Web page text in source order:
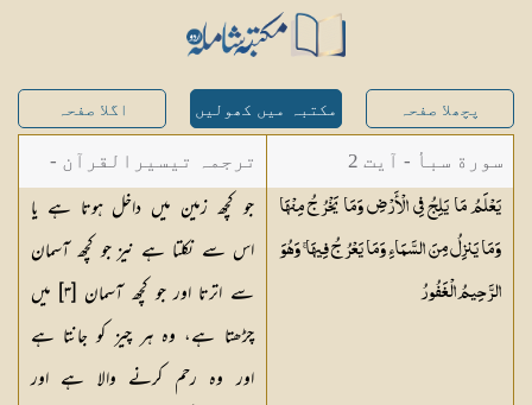
پچھلا صفحہ مکتبہ میں کھولیں اگلا صفحہ
سورة سبأ - آیت 2
يَعْلَمُ مَا يَلِجُ فِي الْأَرْضِ وَمَا يَخْرُجُ مِنْهَا
وَمَا يَنزِلُ مِنَ السَّمَاءِ وَمَا يَعْرُجُ فِيهَا ۚ وَهُوَ
الرَّحِيمُالْغَفُورُ
ترجمہ تیسیرالقرآن -
مولانا عبد الرحمن
کیلانی
جو کچھ زمین میں داخل ہوتا ہے یا
اس سے نکلتا ہے نیز جو کچھ آسمان
سے اترتا اور جو کچھ آسمان [٣] میں
چڑھتا ہے، وہ ہر چیز کو جانتا ہے
اور وہ رحم کرنے والا ہے اور